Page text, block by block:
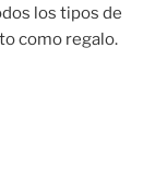
los tipos de
como regalo.